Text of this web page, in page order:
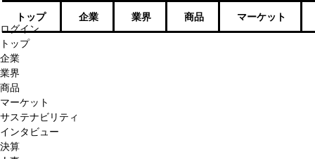
ログイン
トップ
企業
業界
商品
マーケット
サステナビリティ
インタビュー
決算
トップ 企業 業界 商品 マーケット